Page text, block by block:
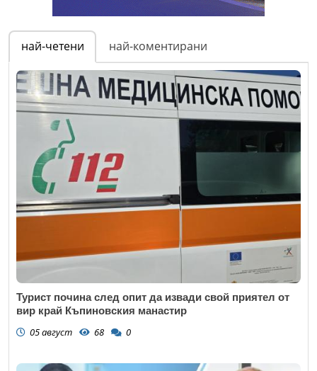
най-четени най-коментирани
Турист почина след опит да извади свой приятел от
вир край Къпиновския манастир
05 август 68 0